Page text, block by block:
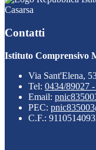
Casarsa
Contatti
Istituto Comprensivo
Via Sant'Elena,
Tel: 0434/89027
Email:
PEC:
C.F.: